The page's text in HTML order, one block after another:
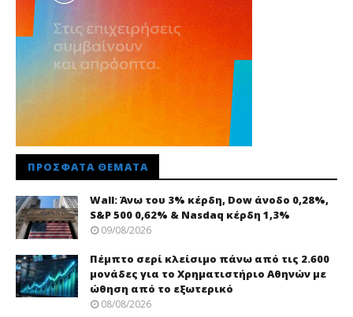
ΠΡΌΣΦΑΤΑ ΘΈΜΑΤΑ
Wall: Άνω του 3% κέρδη, Dow άνοδο 0,28%,
S&P 500 0,62% & Nasdaq κέρδη 1,3%
09/08/2026
Πέμπτο σερί κλείσιμο πάνω από τις 2.600
μονάδες για το Χρηματιστήριο Αθηνών με
ώθηση από το εξωτερικό
08/08/2026